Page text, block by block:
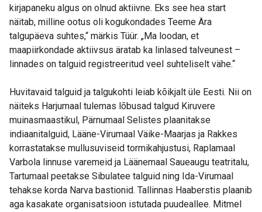
kirjapaneku algus on olnud aktiivne. Eks see hea start
näitab, milline ootus oli kogukondades Teeme Ära
talgupäeva suhtes,“ märkis Tüür. „Ma loodan, et
maapiirkondade aktiivsus äratab ka linlased talveunest –
linnades on talguid registreeritud veel suhteliselt vähe.“
Huvitavaid talguid ja talgukohti leiab kõikjalt üle Eesti. Nii on
näiteks Harjumaal tulemas lõbusad talgud Kiruvere
muinasmaastikul, Pärnumaal Selistes plaanitakse
indiaanitalguid, Lääne-Virumaal Väike-Maarjas ja Rakkes
korrastatakse mullusuviseid tormikahjustusi, Raplamaal
Varbola linnuse varemeid ja Läänemaal Saueaugu teatritalu,
Tartumaal peetakse Sibulatee talguid ning Ida-Virumaal
tehakse korda Narva bastionid. Tallinnas Haaberstis plaanib
aga kasakate organisatsioon istutada puudeallee. Mitmel